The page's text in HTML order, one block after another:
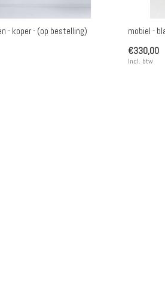
- koper - (op bestelling)
mobiel -
€330,00
Incl. btw